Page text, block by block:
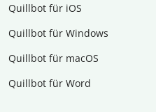
Quillbot für iOS
Quillbot für Windows
Quillbot für macOS
Quillbot für Word